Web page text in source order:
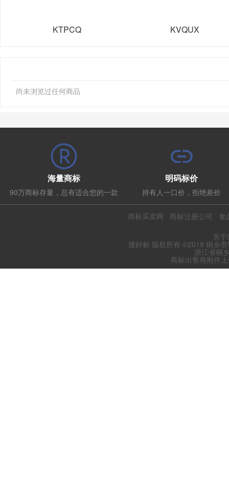
KTPCQ KVQUX
尚未浏览过任何商品
海量商标
90万商标存量，总有适合您的一款
明码标价
持有人一口价，拒绝差价
商标买卖网 商标注册公司
食
关
搜好标 版权所有 ©2019 桐乡
浙江省桐
商标出售将附件